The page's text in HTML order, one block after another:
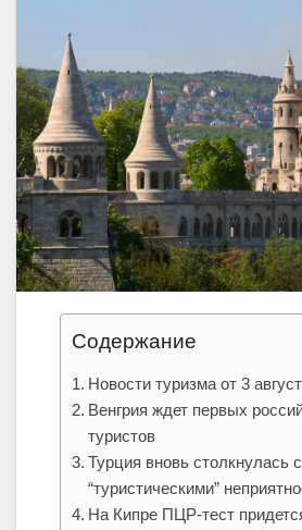
Содержание
Новости туризма от 3
Венгрия ждет первых
туристов
Турция вновь столкнулась с
“туристическими”
На Кипре ПЦР-тест